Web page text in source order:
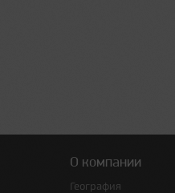
О компании
География